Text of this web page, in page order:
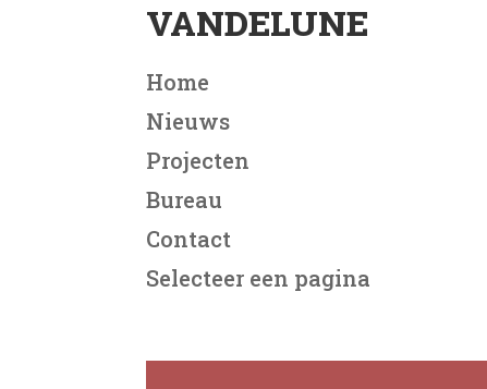
VANDELUNE
Home
Nieuws
Projecten
Bureau
Contact
Selecteer een pagina